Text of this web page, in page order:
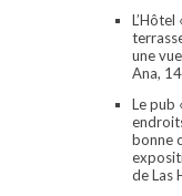
L’Hôtel
une
Ana,
Le pub
bonne
de Las